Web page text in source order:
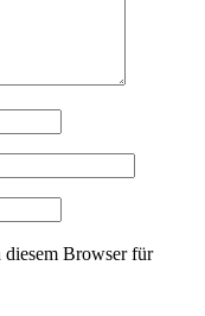
Browser für